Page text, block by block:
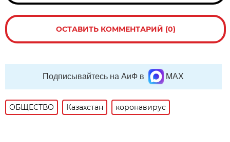
ОСТАВИТЬ КОММЕНТАРИЙ (0)
Подписывайтесь на АиФ в MAX
ОБЩЕСТВО Казахстан коронавирус